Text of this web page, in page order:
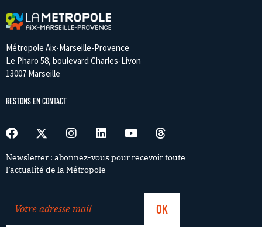
Métropole Aix-Marseille-Provence
Le Pharo 58, boulevard Charles-Livon
13007 Marseille
RESTONS EN CONTACT
Newsletter : abonnez-vous pour recevoir toute
l’actualité de la Métropole